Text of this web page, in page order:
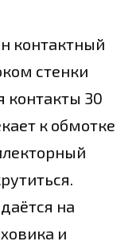
контактный
стенки
контакты 30
к обмотке
на
и